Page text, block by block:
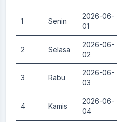
1 Senin
2026-06-
01
2 Selasa
2026-06-
02
3 Rabu
2026-06-
03
4 Kamis
2026-06-
04